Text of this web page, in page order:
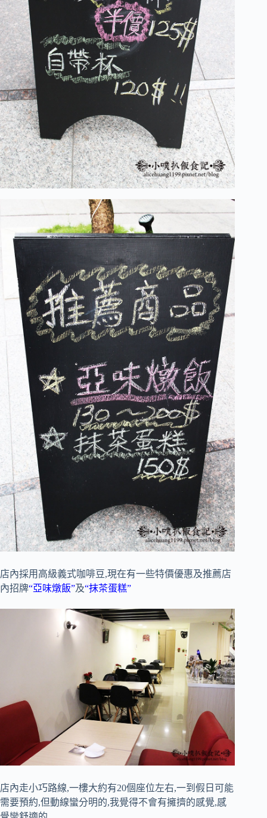
店內採用高級義式咖啡豆,現在有一些特價優惠及推薦店
內招牌“亞味燉飯”及“抹茶蛋糕”
店內走小巧路線,一樓大約有20個座位左右,一到假日可能
需要預約,但動線蠻分明的,我覺得不會有擁擠的感覺,感